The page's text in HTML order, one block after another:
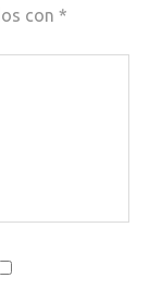
con *